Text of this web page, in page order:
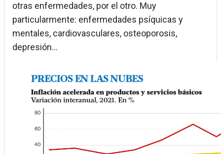
otras enfermedades, por el otro. Muy
particularmente: enfermedades psíquicas y
mentales, cardiovasculares, osteoporosis,
depresión…